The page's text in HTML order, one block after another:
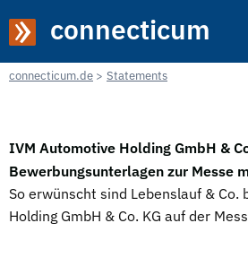
connecticum
connecticum.de Statements
IVM Automotive Holding GmbH &
Bewerbungsunterlagen zur Messe
So erwünscht sind Lebenslauf & Co.
Holding GmbH & Co. KG auf der